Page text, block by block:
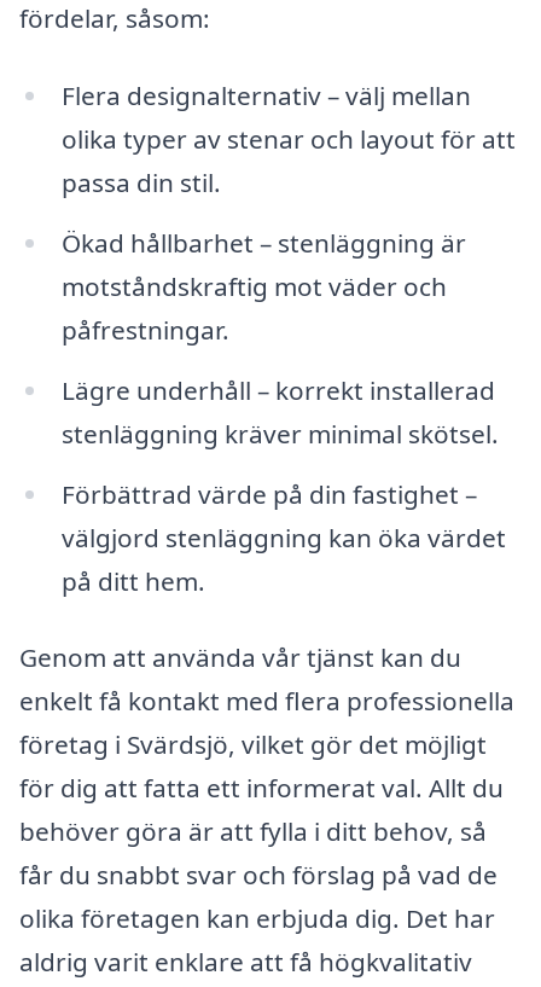
fördelar, såsom:
Flera designalternativ – välj mellan
olika typer av stenar och layout för att
passa din stil.
Ökad hållbarhet – stenläggning är
motståndskraftig mot väder och
påfrestningar.
Lägre underhåll – korrekt installerad
stenläggning kräver minimal skötsel.
Förbättrad värde på din fastighet –
välgjord stenläggning kan öka värdet
på ditt hem.
Genom att använda vår tjänst kan du
enkelt få kontakt med flera professionella
företag i Svärdsjö, vilket gör det möjligt
för dig att fatta ett informerat val. Allt du
behöver göra är att fylla i ditt behov, så
får du snabbt svar och förslag på vad de
olika företagen kan erbjuda dig. Det har
aldrig varit enklare att få högkvalitativ